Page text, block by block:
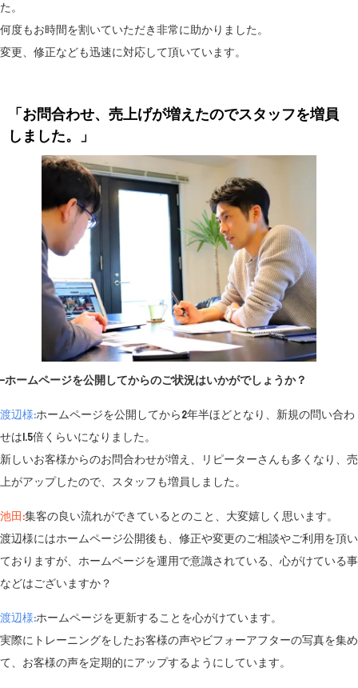
た。
何度もお時間を割いていただき非常に助かりました。
変更、修正なども迅速に対応して頂いています。
「お問合わせ、売上げが増えたのでスタッフを増員
しました。」
−ホームページを公開してからのご状況はいかがでしょうか？
渡辺様:ホームページを公開してから2年半ほどとなり、新規の問い合わ
せは1.5倍くらいになりました。
新しいお客様からのお問合わせが増え、リピーターさんも多くなり、売
上がアップしたので、スタッフも増員しました。
池田:集客の良い流れができているとのこと、大変嬉しく思います。
渡辺様にはホームページ公開後も、修正や変更のご相談やご利用を頂い
ておりますが、ホームページを運用で意識されている、心がけている事
などはございますか？
渡辺様:ホームページを更新することを心がけています。
実際にトレーニングをしたお客様の声やビフォーアフターの写真を集め
て、お客様の声を定期的にアップするようにしています。